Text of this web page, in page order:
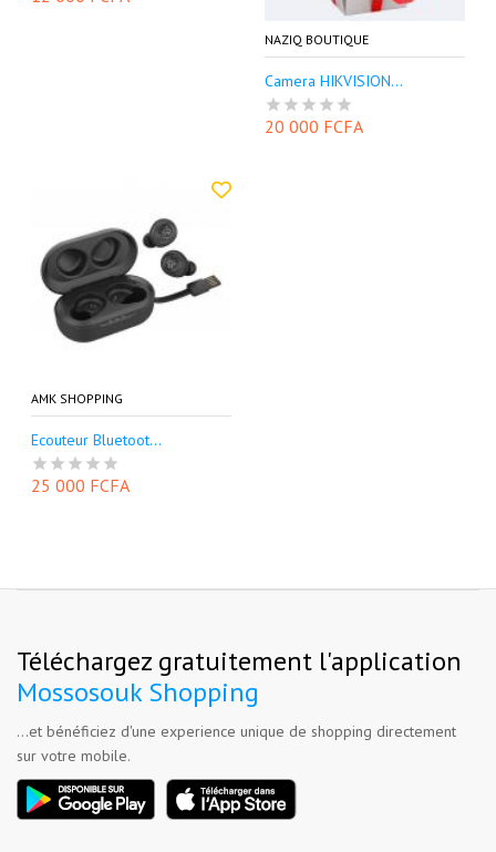
NAZIQ BOUTIQUE
Camera HIKVISION...
20 000 FCFA
AMK SHOPPING
Ecouteur Bluetoot...
25 000 FCFA
Téléchargez gratuitement l'application
Mossosouk Shopping
...et bénéficiez d'une experience unique de shopping directement
sur votre mobile.